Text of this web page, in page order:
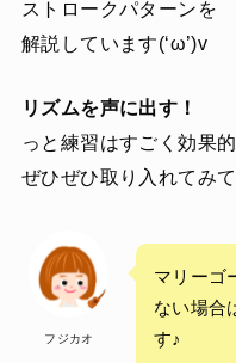
ストロークパターンを
解説しています(‘ω’)v
リズムを声に出す！
っと練習はすごく効果
ぜひぜひ取り入れてみ
フジカオ
マリーゴ
ない場合
す♪